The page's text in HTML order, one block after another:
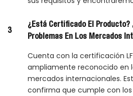
3
¿Está Certificado El Producto?
Problemas En Los Mercados
Cuenta con la certificación
ampliamente reconocido en
mercados internacionales.
confirma que cumple con